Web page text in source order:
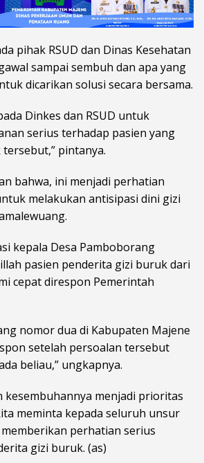
pihak RSUD dan Dinas Kesehatan
sampai sembuh dan apa yang
dicarikan solusi secara bersama.
Dinkes dan RSUD untuk
serius terhadap pasien yang
pintanya.
bahwa, ini menjadi perhatian
melakukan antisipasi dini gizi
kepala Desa Pamboborang
pasien penderita gizi buruk dari
cepat direspon Pemerintah
nomor dua di Kabupaten Majene
setelah persoalan tersebut
beliau,” ungkapnya.
kesembuhannya menjadi prioritas
meminta kepada seluruh unsur
perhatian serius
gizi buruk. (as)